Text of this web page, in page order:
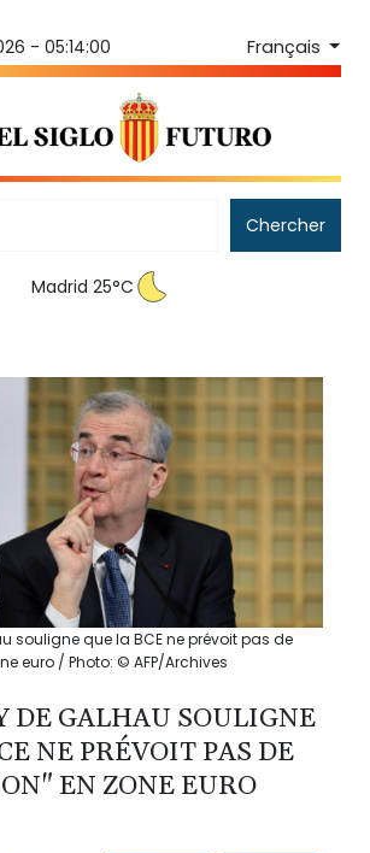
- 05:14:00 Français
Chercher
Madrid 25°C
souligne que la BCE ne prévoit pas de
euro / Photo: © AFP/Archives
DE GALHAU SOULIGNE
NE PRÉVOIT PAS DE
EN ZONE EURO